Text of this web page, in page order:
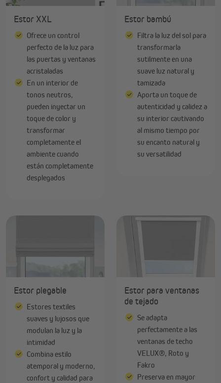
Estor XXL
Ofrece un control
perfecto de la luz para
las puertas y ventanas
acristaladas
En un interior de
tonos neutros,
pueden inyectar un
toque de color y
transformar
completamente el
ambiente cuando
están completamente
desplegados
Estor bambú
Filtra la luz del sol para
transformarla
sutilmente en una
suave luz natural y
tamizada
Aporta un toque de
autenticidad y calidez a
su interior cautivando
al mismo tiempo por
su encanto natural y
su versatilidad
Estor plegable
Estores textiles
suaves y lujosos que
modulan la luz y la
intimidad
Combina estilo
atemporal y moderno,
confort y calidad para
Estor para ventanas
de tejado
Se adapta
perfectamente a las
ventanas de techo
VELUX®, Roto y
Fakro
Preserva en mayor